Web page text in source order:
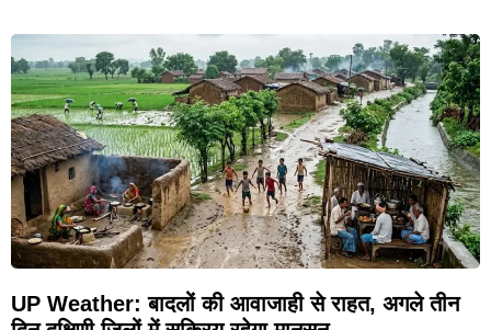
UP Weather: बादलों की आवाजाही से राहत, अगले तीन